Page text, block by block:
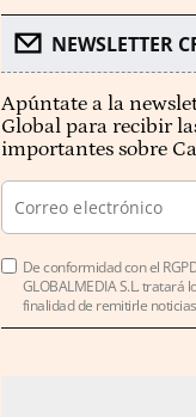
NEWSLETTER
Apúntate a la
Global para recibir
importantes sobre
De conformidad con el
GLOBALMEDIA S.L. tratará
finalidad de remitirle